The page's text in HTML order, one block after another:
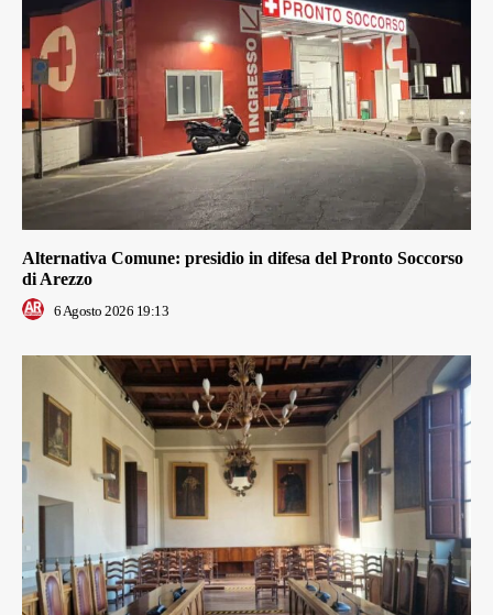
Alternativa Comune: presidio in difesa del Pronto Soccorso
di Arezzo
6 Agosto 2026 19:13